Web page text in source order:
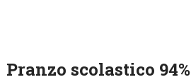
Pranzo scolastico 94%